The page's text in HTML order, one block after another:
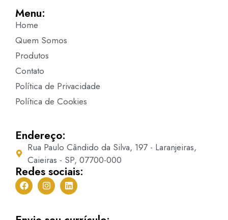
Menu:
Home
Quem Somos
Produtos
Contato
Política de Privacidade
Política de Cookies
Endereço:
Rua Paulo Cândido da Silva, 197 - Laranjeiras,
Caieiras - SP, 07700-000
Redes sociais: